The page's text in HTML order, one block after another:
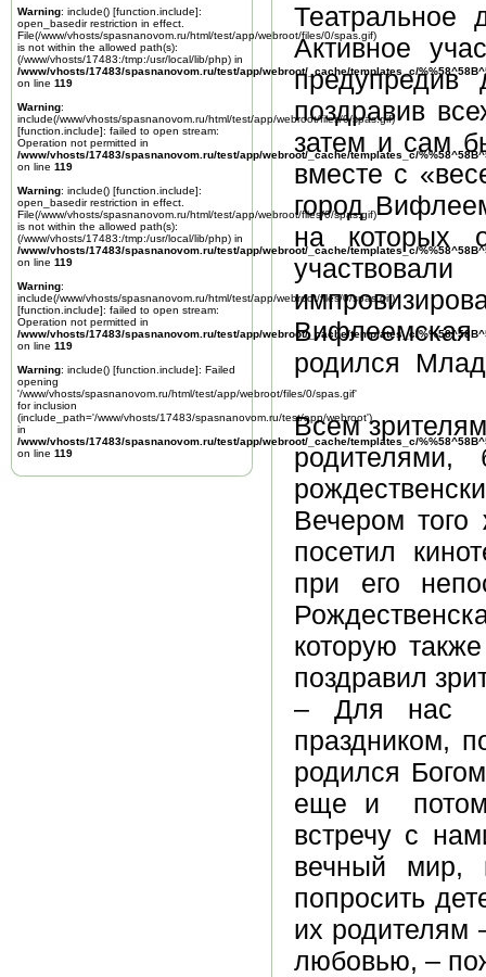
Театральное
Активное
поздравив
затем и сам
вместе с
город
на которых
родился
Всем
Вечером
посетил
при его
которую
поздравил
– Для нас
праздником,
родился
еще и
встречу с
вечный мир,
попросить
их родителям
любовью, –
Warning: include() [function.include]:
open_basedir restriction in effect.
File(/www/vhosts/spasnanovom.ru/html/test/app/webroot/files/0/spas.gif)
is not within the allowed path(s):
(/www/vhosts/17483:/tmp:/usr/local/lib/php) in
/www/vhosts/17483/spasnanovom.ru/test/app/webroot/_cache/templates_c/
on line 119
Warning:
include(/www/vhosts/spasnanovom.ru/html/test/app/webroot/files/0/spas.gif)
[function.include]: failed to open stream:
Operation not permitted in
/www/vhosts/17483/spasnanovom.ru/test/app/webroot/_cache/templates_c/
on line 119
Warning: include() [function.include]:
open_basedir restriction in effect.
File(/www/vhosts/spasnanovom.ru/html/test/app/webroot/files/0/spas.gif)
is not within the allowed path(s):
(/www/vhosts/17483:/tmp:/usr/local/lib/php) in
/www/vhosts/17483/spasnanovom.ru/test/app/webroot/_cache/templates_c/
on line 119
Warning:
include(/www/vhosts/spasnanovom.ru/html/test/app/webroot/files/0/spas.gif)
[function.include]: failed to open stream:
Operation not permitted in
/www/vhosts/17483/spasnanovom.ru/test/app/webroot/_cache/templates_c/
on line 119
Warning: include() [function.include]: Failed
opening
'/www/vhosts/spasnanovom.ru/html/test/app/webroot/files/0/spas.gif'
for inclusion
(include_path='/www/vhosts/17483/spasnanovom.ru/test/app/webroot')
in
/www/vhosts/17483/spasnanovom.ru/test/app/webroot/_cache/templates_c/
on line 119